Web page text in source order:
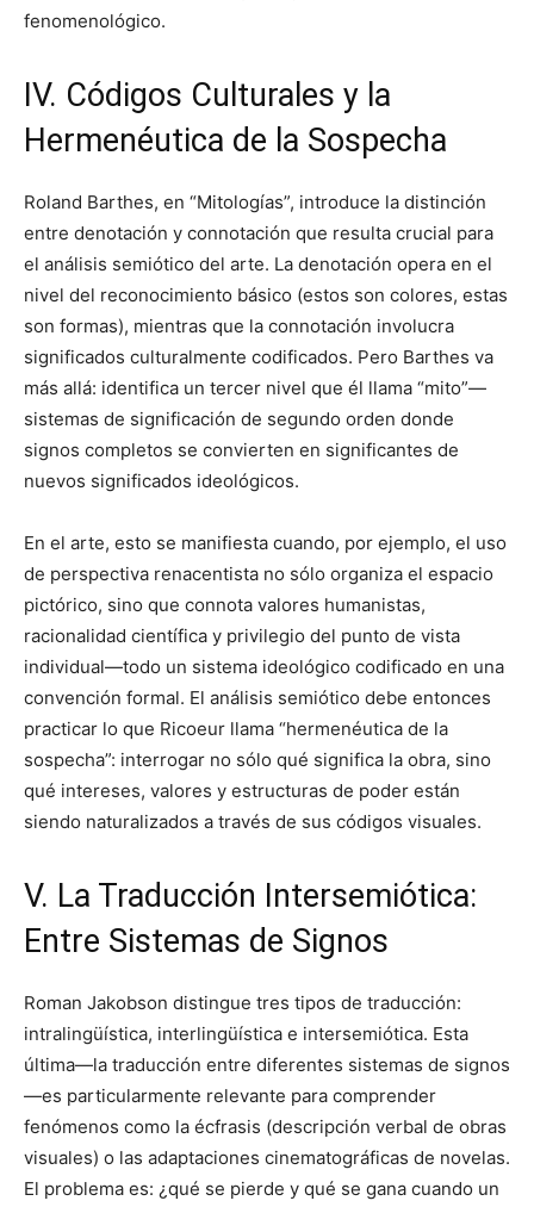
fenomenológico.
IV. Códigos Culturales y la
Hermenéutica de la Sospecha
Roland Barthes, en “Mitologías”, introduce la distinción
entre denotación y connotación que resulta crucial para
el análisis semiótico del arte. La denotación opera en el
nivel del reconocimiento básico (estos son colores, estas
son formas), mientras que la connotación involucra
significados culturalmente codificados. Pero Barthes va
más allá: identifica un tercer nivel que él llama “mito”—
sistemas de significación de segundo orden donde
signos completos se convierten en significantes de
nuevos significados ideológicos.
En el arte, esto se manifiesta cuando, por ejemplo, el uso
de perspectiva renacentista no sólo organiza el espacio
pictórico, sino que connota valores humanistas,
racionalidad científica y privilegio del punto de vista
individual—todo un sistema ideológico codificado en una
convención formal. El análisis semiótico debe entonces
practicar lo que Ricoeur llama “hermenéutica de la
sospecha”: interrogar no sólo qué significa la obra, sino
qué intereses, valores y estructuras de poder están
siendo naturalizados a través de sus códigos visuales.
V. La Traducción Intersemiótica:
Entre Sistemas de Signos
Roman Jakobson distingue tres tipos de traducción:
intralingüística, interlingüística e intersemiótica. Esta
última—la traducción entre diferentes sistemas de signos
—es particularmente relevante para comprender
fenómenos como la écfrasis (descripción verbal de obras
visuales) o las adaptaciones cinematográficas de novelas.
El problema es: ¿qué se pierde y qué se gana cuando un